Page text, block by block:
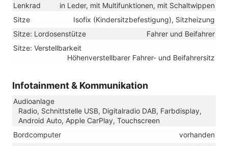
Lenkrad
in Leder, mit Multifunktionen, mit Schaltwippen
Sitze
Isofix (Kindersitzbefestigung), Sitzheizung
Sitze: Lordosenstütze
Fahrer und Beifahrer
Sitze: Verstellbarkeit
Höhenverstellbarer Fahrer- und Beifahrersitz
Infotainment & Kommunikation
Audioanlage
Radio, Schnittstelle USB, Digitalradio DAB, Farbdisplay,
Android Auto, Apple CarPlay, Touchscreen
Bordcomputer
vorhanden